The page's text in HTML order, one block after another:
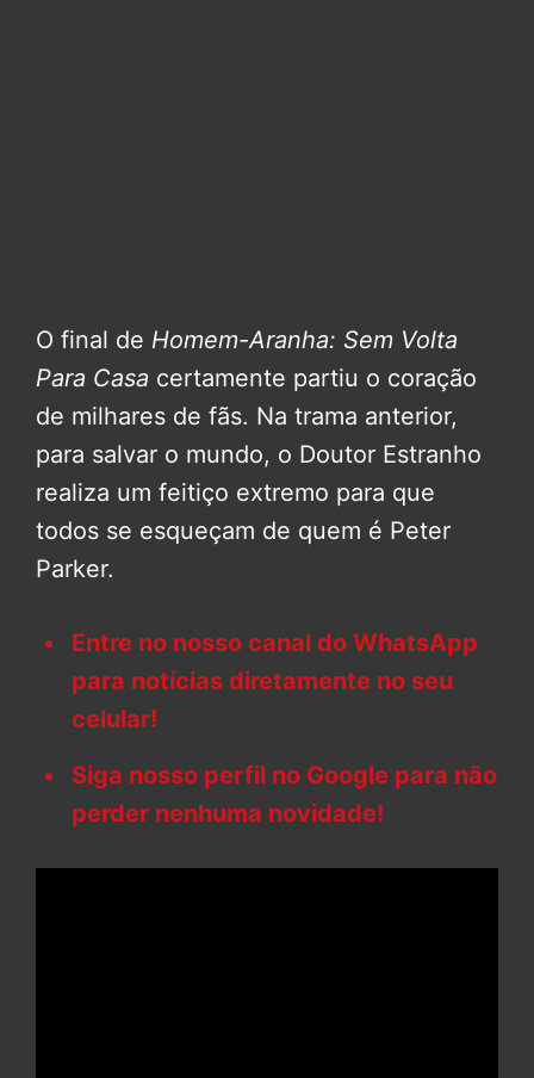
O final de Homem-Aranha: Sem Volta
Para Casa certamente partiu o coração
de milhares de fãs. Na trama anterior,
para salvar o mundo, o Doutor Estranho
realiza um feitiço extremo para que
todos se esqueçam de quem é Peter
Parker.
Entre no nosso canal do WhatsApp
para notícias diretamente no seu
celular!
Siga nosso perfil no Google para não
perder nenhuma novidade!